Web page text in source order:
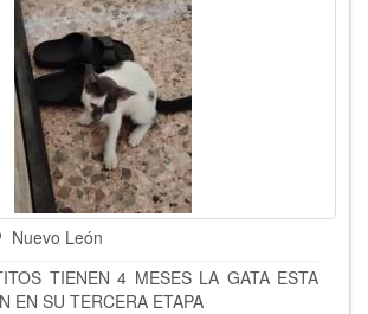
Nuevo León
TIENEN 4 MESES LA GATA ESTA
EN SU TERCERA ETAPA